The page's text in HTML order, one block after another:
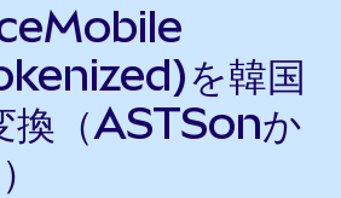
を韓国
換（ASTSonか